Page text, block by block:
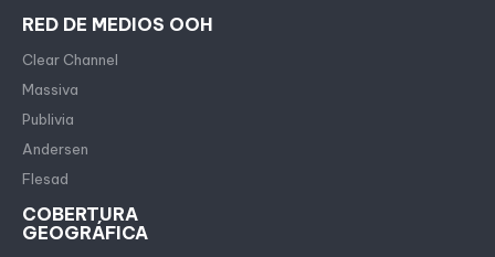
RED DE MEDIOS OOH
Clear Channel
Massiva
Publivia
Andersen
Flesad
COBERTURA
GEOGRÁFICA